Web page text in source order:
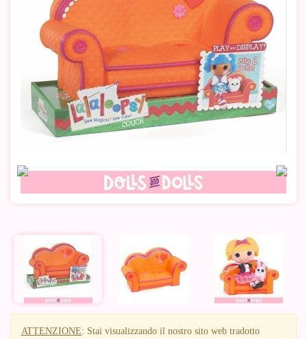
ATTENZIONE: Stai visualizzando il nostro sito web tradotto